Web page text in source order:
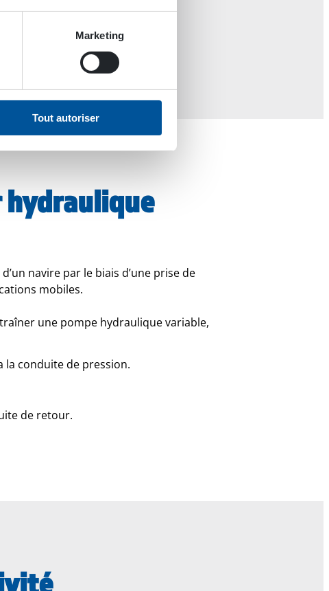
Marketing
Tout autoriser
hydraulique
navire par le biais d’une prise de
mobiles.
une pompe hydraulique variable,
la conduite de pression.
de retour.